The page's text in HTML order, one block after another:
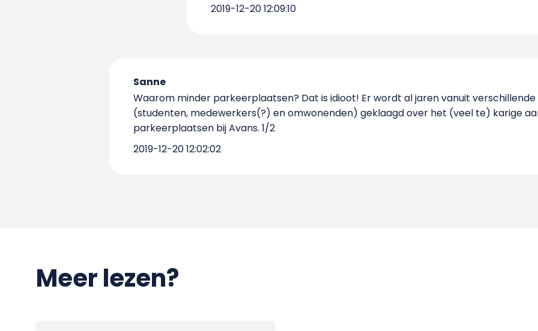
2019-12-20 12:09:10
Sanne
Waarom minder parkeerplaatsen? Dat is idioot! Er wordt al jaren vanuit
(studenten, medewerkers(?) en omwonenden) geklaagd over het (veel te) karige
parkeerplaatsen bij Avans. 1/2
2019-12-20 12:02:02
Meer lezen?